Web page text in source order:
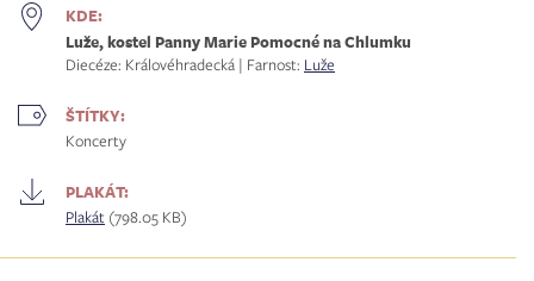
KDE:
Luže, kostel Panny Marie Pomocné na Chlumku
Diecéze: Královéhradecká | Farnost: Luže
ŠTÍTKY:
Koncerty
PLAKÁT:
Plakát (798.05 KB)